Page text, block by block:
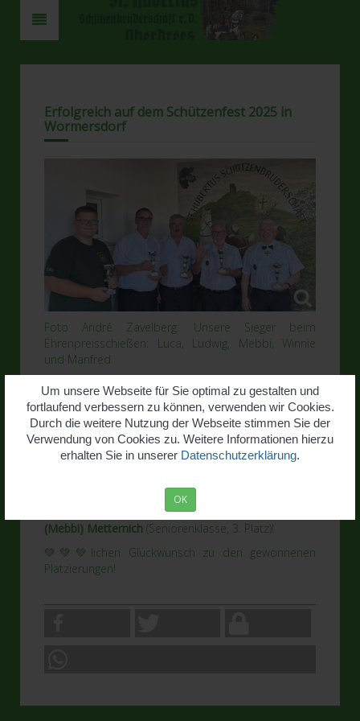
Um unsere Webseite für Sie optimal zu gestalten und
fortlaufend verbessern zu können, verwenden wir Cookies.
Durch die weitere Nutzung der Webseite stimmen Sie der
Verwendung von Cookies zu. Weitere Informationen hierzu
erhalten Sie in unserer Datenschutzerklärung.
OK
Erfolgreich auf dem Schützenfest 2025 in
Wormersdorf
Foto André Zavelberg: Unsere Sieger beim
Ehrenpreisschießen: Luca, Ludwig, Mebbi, Winnie
und Manfred
BeimEhrenpreisschießen 2025 in Wormersdorf
belegten fünf Oberdreeser Schützen einen der
ersten drei Plätze!
Luca Scheffler(Jugendklasse, 3. Platz),Ludwig
(Seniorenklasse, 1. Platz),
(Seniorenklasse, 2. Platz) und
(Mebbi) Metternich (Seniorenklasse, 3. Platz)!
💚💚💚lichen Glückwunsch zu den gewonnenen
Platzierungen!